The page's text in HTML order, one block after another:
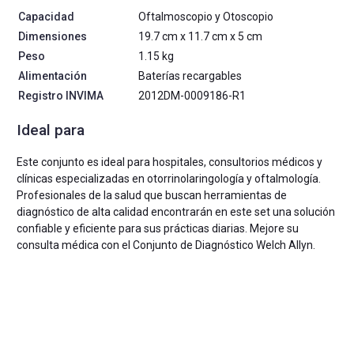
Capacidad
Oftalmoscopio y Otoscopio
Dimensiones
19.7 cm x 11.7 cm x 5 cm
Peso
1.15 kg
Alimentación
Baterías recargables
Registro INVIMA
2012DM-0009186-R1
Ideal para
Este conjunto es ideal para hospitales, consultorios médicos y
clínicas especializadas en otorrinolaringología y oftalmología.
Profesionales de la salud que buscan herramientas de
diagnóstico de alta calidad encontrarán en este set una solución
confiable y eficiente para sus prácticas diarias. Mejore su
consulta médica con el Conjunto de Diagnóstico Welch Allyn.